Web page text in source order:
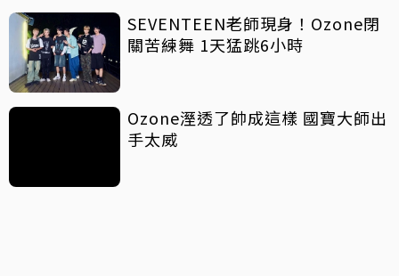
SEVENTEEN老師現身！Ozone閉
關苦練舞 1天猛跳6小時
Ozone溼透了帥成這樣 國寶大師出
手太威